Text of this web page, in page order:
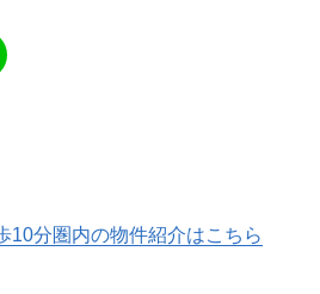
10分圏内の物件紹介はこちら